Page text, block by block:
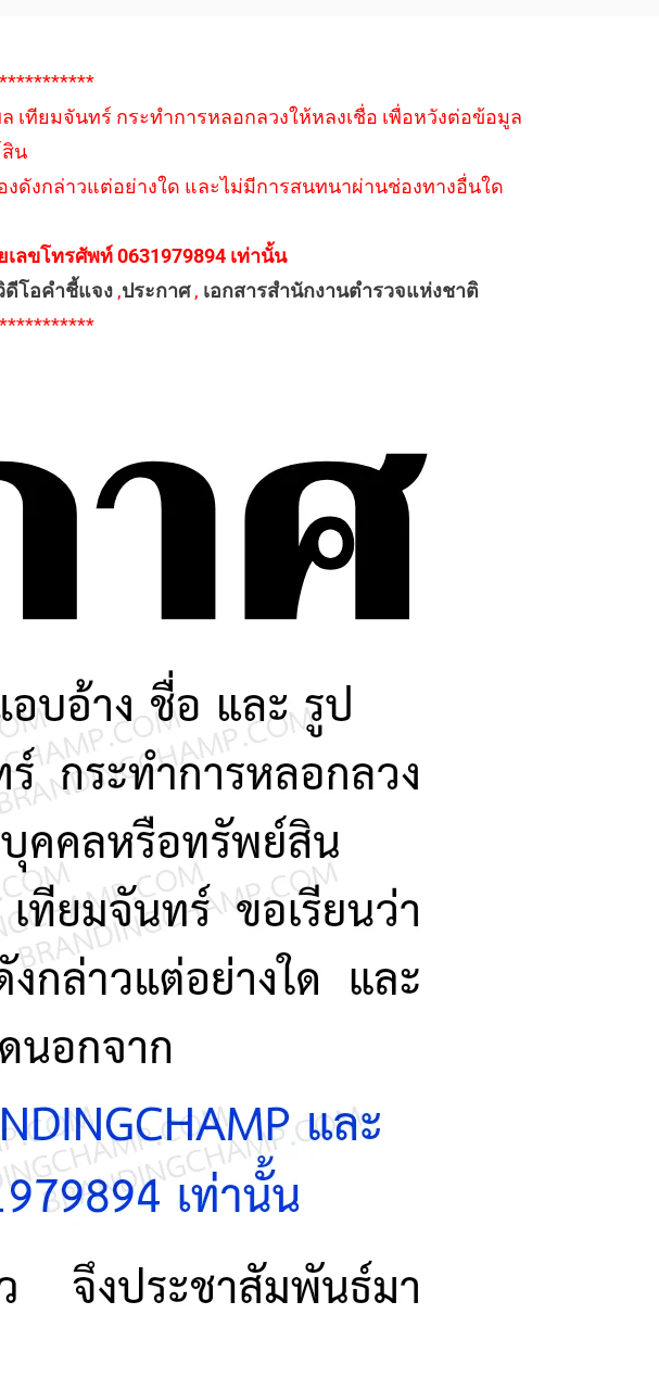
ทียมจันทร์ กระทำการหลอกลวงให้หลงเชื่อ เพื่อหวังต่อข้อมูล
น
งดังกล่าวแต่อย่างใด และไม่มีการสนทนาผ่านช่องทางอื่นใด
ลขโทรศัพท์ 0631979894 เท่านั้น
ดีโอคำชี้แจง,ประกาศ, เอกสารสำนักงานตำรวจแห่งชาติ